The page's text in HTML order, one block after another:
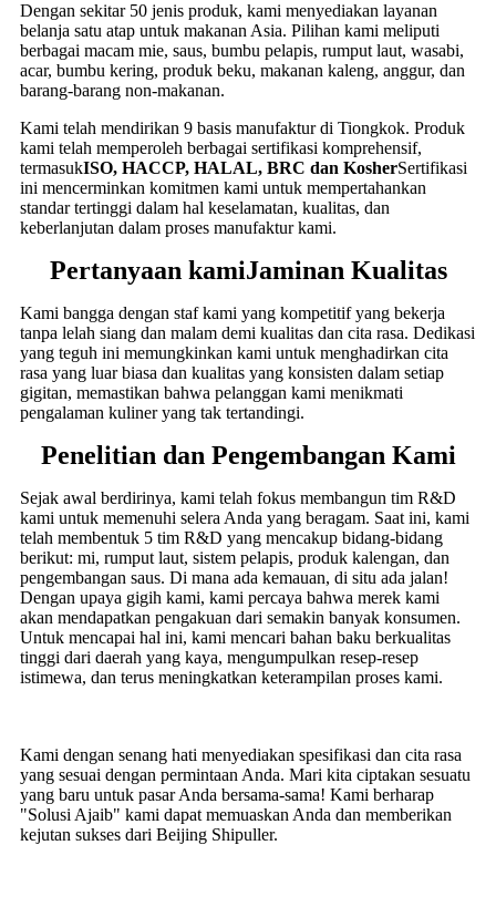
Dengan sekitar 50 jenis produk, kami menyediakan layanan
belanja satu atap untuk makanan Asia. Pilihan kami meliputi
berbagai macam mie, saus, bumbu pelapis, rumput laut, wasabi,
acar, bumbu kering, produk beku, makanan kaleng, anggur, dan
barang-barang non-makanan.
Kami telah mendirikan 9 basis manufaktur di Tiongkok. Produk
kami telah memperoleh berbagai sertifikasi komprehensif,
termasukISO, HACCP, HALAL, BRC dan KosherSertifikasi
ini mencerminkan komitmen kami untuk mempertahankan
standar tertinggi dalam hal keselamatan, kualitas, dan
keberlanjutan dalam proses manufaktur kami.
Pertanyaan kamiJaminan Kualitas
Kami bangga dengan staf kami yang kompetitif yang bekerja
tanpa lelah siang dan malam demi kualitas dan cita rasa. Dedikasi
yang teguh ini memungkinkan kami untuk menghadirkan cita
rasa yang luar biasa dan kualitas yang konsisten dalam setiap
gigitan, memastikan bahwa pelanggan kami menikmati
pengalaman kuliner yang tak tertandingi.
Penelitian dan Pengembangan Kami
Sejak awal berdirinya, kami telah fokus membangun tim R&D
kami untuk memenuhi selera Anda yang beragam. Saat ini, kami
telah membentuk 5 tim R&D yang mencakup bidang-bidang
berikut: mi, rumput laut, sistem pelapis, produk kalengan, dan
pengembangan saus. Di mana ada kemauan, di situ ada jalan!
Dengan upaya gigih kami, kami percaya bahwa merek kami
akan mendapatkan pengakuan dari semakin banyak konsumen.
Untuk mencapai hal ini, kami mencari bahan baku berkualitas
tinggi dari daerah yang kaya, mengumpulkan resep-resep
istimewa, dan terus meningkatkan keterampilan proses kami.
Kami dengan senang hati menyediakan spesifikasi dan cita rasa
yang sesuai dengan permintaan Anda. Mari kita ciptakan sesuatu
yang baru untuk pasar Anda bersama-sama! Kami berharap
"Solusi Ajaib" kami dapat memuaskan Anda dan memberikan
kejutan sukses dari Beijing Shipuller.